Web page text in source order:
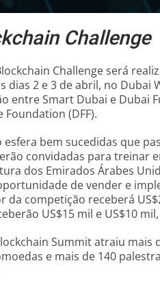
Challenge
Challenge será
dias 2 e 3 de abril, no Dubai
entre Smart Dubai e Dubai
(DFF).
bem sucedidas que
convidadas para treinar
dos Emirados Árabes
de vender e
da competição receberá
US$15 mil e US$10
Summit atraiu mais
e mais de 140